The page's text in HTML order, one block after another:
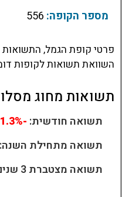
מספר הקופה:
פרטי קופת הגמל,
השוואת תשואות לקופות
תשואות מחוג
תשואה חודשית: -1.3%
תשואה מתחילת השנה:
תשואה מצטברת 3 שנים: